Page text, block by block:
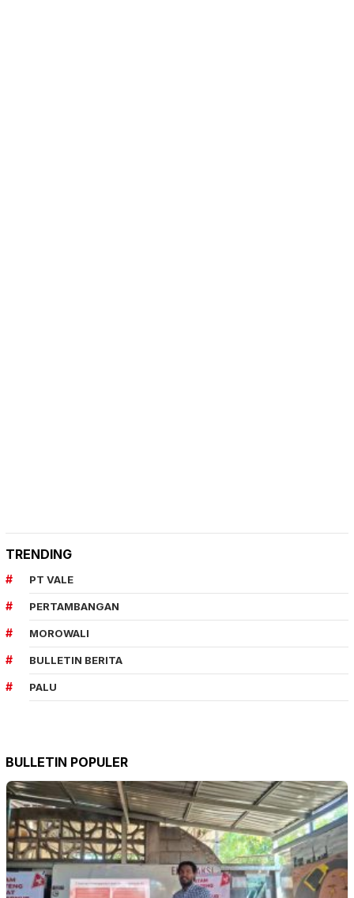
TRENDING
PT VALE
PERTAMBANGAN
MOROWALI
BULLETIN BERITA
PALU
BULLETIN POPULER